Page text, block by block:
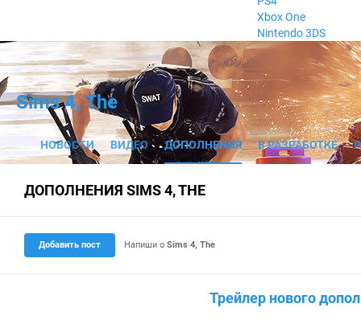
Xbox One
Nintendo 3DS
Sims 4, The
НОВОСТИ ВИДЕО ДОПОЛНЕНИЯ В РАЗРАБОТКЕ
ДОПОЛНЕНИЯ SIMS 4, THE
Добавить пост Напиши о Sims 4, The
Трейлер нового